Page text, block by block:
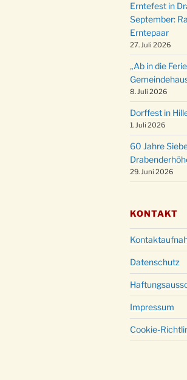
Erntefest in
September:
Erntepaar
27. Juli 2026
„Ab in die
8. Juli 2026
Dorffest in
1. Juli 2026
60 Jahre
29. Juni 2026
KONTAKT
Datenschutz
Impressum
Cookie-